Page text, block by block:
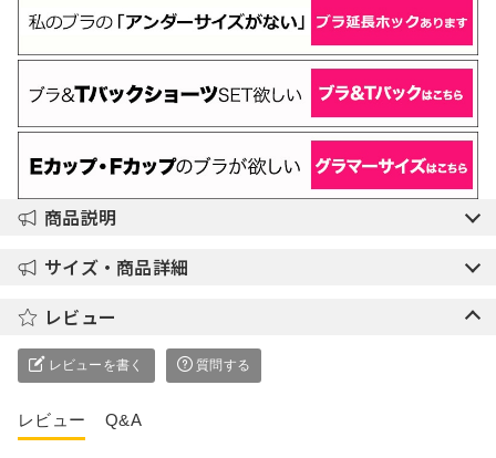
商品説明
サイズ・商品詳細
レビュー
レビューを書く 質問する
レビュー Q&A